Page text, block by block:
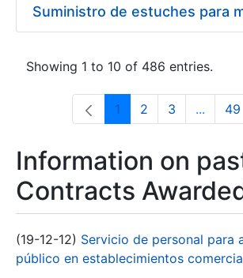
Showing 1 to 10 of 486 entries.
Page
1 Page
2 Page
3 ... 49
Information on
Contracts
(19-12-12) Servicio de personal para
público en establecimientos